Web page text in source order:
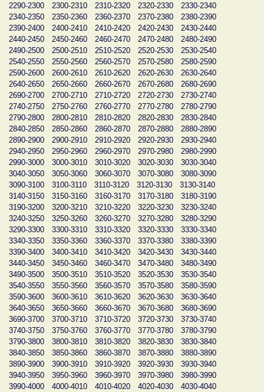
2290-2300
2300-2310 2310-2320 2320-2330
2330-2340
2340-2350
2350-2360 2360-2370 2370-2380
2380-2390
2390-2400
2400-2410 2410-2420 2420-2430
2430-2440
2440-2450
2450-2460 2460-2470 2470-2480
2480-2490
2490-2500
2500-2510 2510-2520 2520-2530
2530-2540
2540-2550
2550-2560 2560-2570 2570-2580
2580-2590
2590-2600
2600-2610 2610-2620 2620-2630
2630-2640
2640-2650
2650-2660 2660-2670 2670-2680
2680-2690
2690-2700
2700-2710 2710-2720 2720-2730
2730-2740
2740-2750
2750-2760 2760-2770 2770-2780
2780-2790
2790-2800
2800-2810 2810-2820 2820-2830
2830-2840
2840-2850
2850-2860 2860-2870 2870-2880
2880-2890
2890-2900
2900-2910 2910-2920 2920-2930
2930-2940
2940-2950
2950-2960 2960-2970 2970-2980
2980-2990
2990-3000
3000-3010 3010-3020 3020-3030
3030-3040
3040-3050
3050-3060 3060-3070 3070-3080
3080-3090
3090-3100
3100-3110 3110-3120 3120-3130
3130-3140
3140-3150
3150-3160 3160-3170 3170-3180
3180-3190
3190-3200
3200-3210 3210-3220 3220-3230
3230-3240
3240-3250
3250-3260 3260-3270 3270-3280
3280-3290
3290-3300
3300-3310 3310-3320 3320-3330
3330-3340
3340-3350
3350-3360 3360-3370 3370-3380
3380-3390
3390-3400
3400-3410 3410-3420 3420-3430
3430-3440
3440-3450
3450-3460 3460-3470 3470-3480
3480-3490
3490-3500
3500-3510 3510-3520 3520-3530
3530-3540
3540-3550
3550-3560 3560-3570 3570-3580
3580-3590
3590-3600
3600-3610 3610-3620 3620-3630
3630-3640
3640-3650
3650-3660 3660-3670 3670-3680
3680-3690
3690-3700
3700-3710 3710-3720 3720-3730
3730-3740
3740-3750
3750-3760 3760-3770 3770-3780
3780-3790
3790-3800
3800-3810 3810-3820 3820-3830
3830-3840
3840-3850
3850-3860 3860-3870 3870-3880
3880-3890
3890-3900
3900-3910 3910-3920 3920-3930
3930-3940
3940-3950
3950-3960 3960-3970 3970-3980
3980-3990
3990-4000
4000-4010 4010-4020 4020-4030
4030-4040